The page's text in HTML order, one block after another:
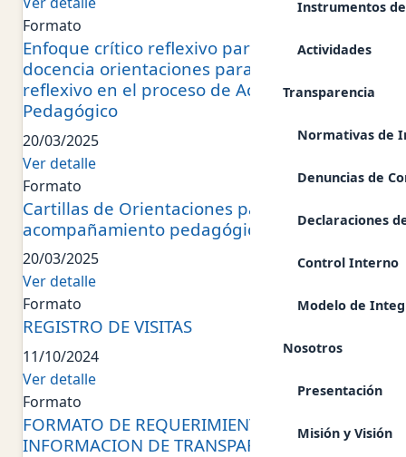
Instrumentos
Actividades
Transparencia
Normativas de
Denuncias de
Declaraciones
Control Interno
Modelo de
Nosotros
Presentación
Misión y Visión
Formato
Enfoque crítico reflexivo para una nueva
docencia orientaciones para el diálogo
reflexivo en el proceso de Acompañamiento
Pedagógico
20/03/2025
Ver detalle
Formato
Cartillas de Orientaciones para el
acompañamiento pedagógico
20/03/2025
Ver detalle
Formato
REGISTRO DE VISITAS
11/10/2024
Ver detalle
Formato
FORMATO DE REQUERIMIENTO DE
INFORMACION DE TRANSPARENCIA